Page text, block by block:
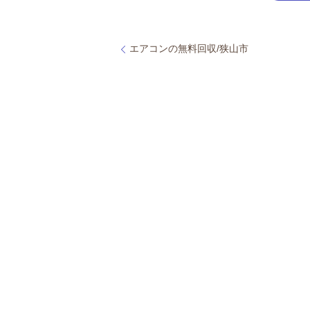
エアコンの無料回収/狭山市